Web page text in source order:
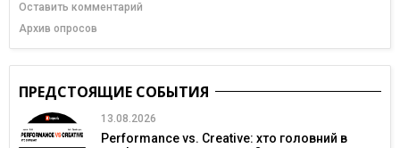
Оставить комментарий
Архив опросов
ПРЕДСТОЯЩИЕ СОБЫТИЯ
13.08.2026
Performance vs. Creative: хто головний в